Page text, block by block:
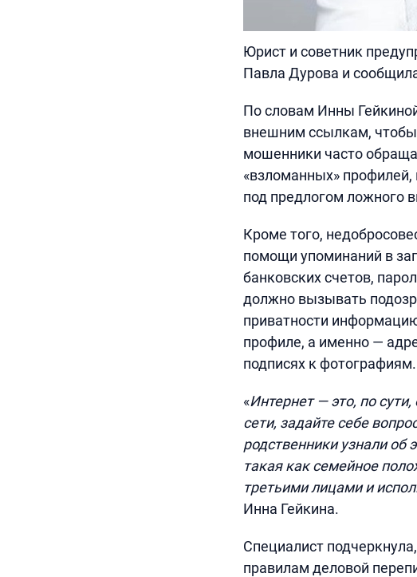
Юрист и советник
Павла Дурова и
По словам Инны
внешним ссылкам, чтобы
мошенники часто
«взломанных» профилей,
под предлогом ложного
Кроме того,
помощи упоминаний в
банковских счетов,
должно вызывать
приватности
профиле, а именно —
подписях к фотографиям.
«Интернет — это, по
сети, задайте себе
родственники узнали
такая как семейное
третьими лицами и
Инна Гейкина.
Специалист
правилам деловой